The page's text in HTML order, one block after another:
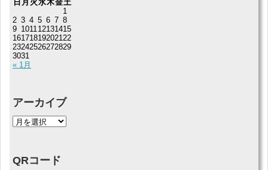
日 月 火水木金土
« 1月
1
2 3 4 5 6 7 8
9 1011 12131415
161718192021 22
23242526272829
3031
アーカイブ
QRコード